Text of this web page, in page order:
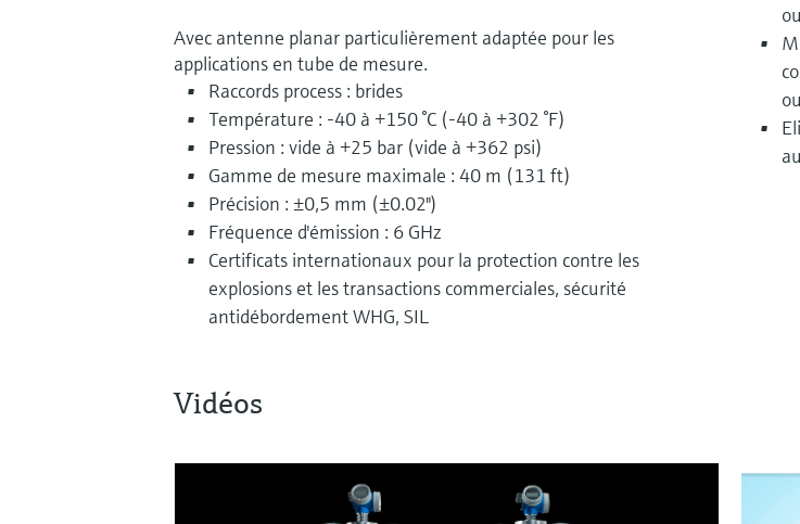
Avec antenne planar particulièrement adaptée pour les
applications en tube de mesure.
Raccords process : brides
Température : -40 à +150 °C (-40 à +302 °F)
Pression : vide à +25 bar (vide à +362 psi)
Gamme de mesure maximale : 40 m (131 ft)
Précision : ±0,5 mm (±0.02")
Fréquence d'émission : 6 GHz
Certificats internationaux pour la protection contre les
explosions et les transactions commerciales, sécurité
antidébordement WHG, SIL
Vidéos